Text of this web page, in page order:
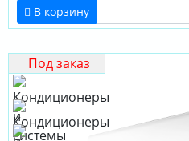
В корзину
Под заказ